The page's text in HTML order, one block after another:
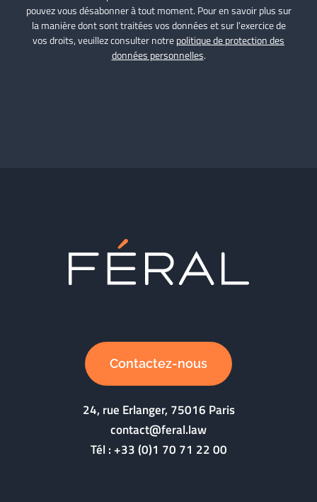
pouvez vous désabonner à tout moment. Pour en savoir plus sur
la manière dont sont traitées vos données et sur l’exercice de
vos droits, veuillez consulter notrepolitique de protection des
données personnelles.
Contactez-nous
24, rue Erlanger, 75016 Paris
contact@feral.law
Tél :+33 (0)1 70 71 22 00